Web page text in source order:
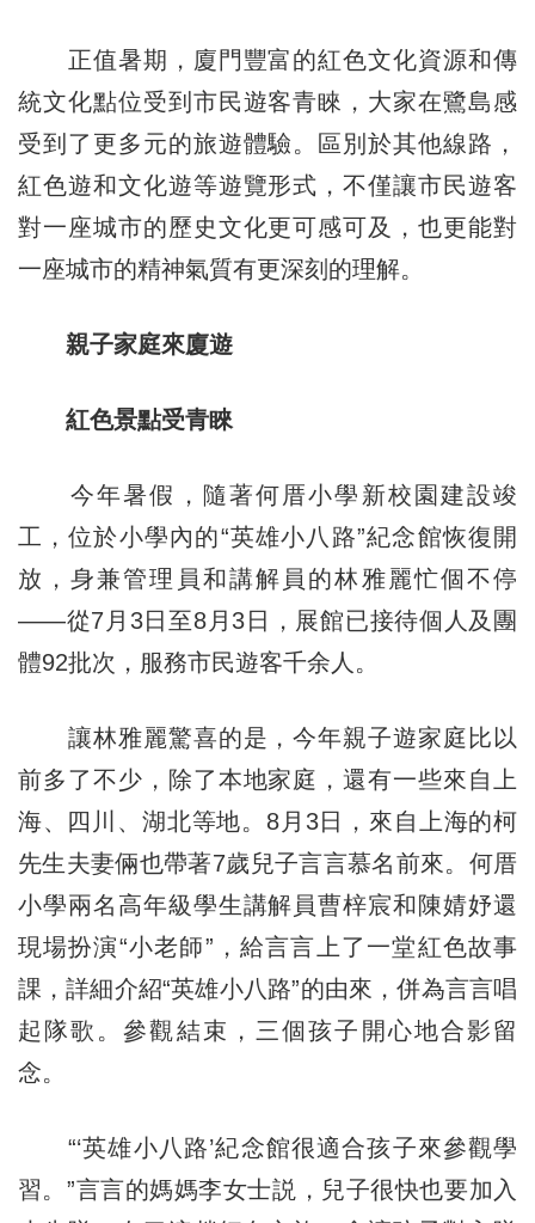
正值暑期，廈門豐富的紅色文化資源和傳
統文化點位受到市民遊客青睞，大家在鷺島感
受到了更多元的旅遊體驗。區別於其他線路，
紅色遊和文化遊等遊覽形式，不僅讓市民遊客
對一座城市的歷史文化更可感可及，也更能對
一座城市的精神氣質有更深刻的理解。
親子家庭來廈遊
紅色景點受青睞
今年暑假，隨著何厝小學新校園建設竣
工，位於小學內的“英雄小八路”紀念館恢復開
放，身兼管理員和講解員的林雅麗忙個不停
——從7月3日至8月3日，展館已接待個人及團
體92批次，服務市民遊客千余人。
讓林雅麗驚喜的是，今年親子遊家庭比以
前多了不少，除了本地家庭，還有一些來自上
海、四川、湖北等地。8月3日，來自上海的柯
先生夫妻倆也帶著7歲兒子言言慕名前來。何厝
小學兩名高年級學生講解員曹梓宸和陳婧妤還
現場扮演“小老師”，給言言上了一堂紅色故事
課，詳細介紹“英雄小八路”的由來，併為言言唱
起隊歌。參觀結束，三個孩子開心地合影留
念。
“‘英雄小八路’紀念館很適合孩子來參觀學
習。”言言的媽媽李女士説，兒子很快也要加入